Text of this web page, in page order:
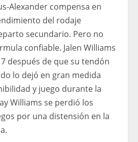
Alexander compensa en
del rodaje
secundario. Pero no
confiable. Jalen Williams
después de que su tendón
lo dejó en gran medida
y juego durante la
Williams se perdió los
por una distensión en la